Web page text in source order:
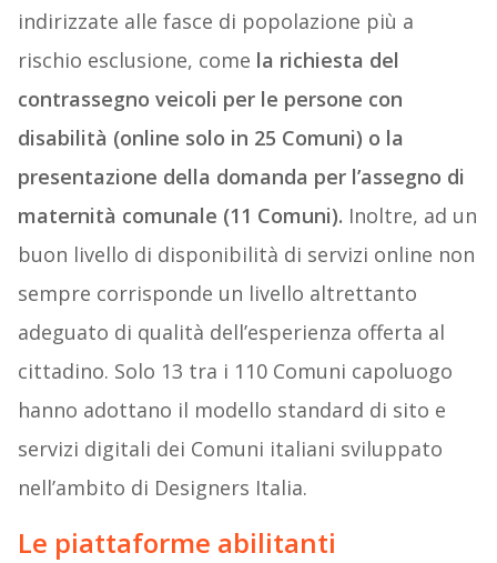
indirizzate alle fasce di popolazione più a
rischio esclusione, come la richiesta del
contrassegno veicoli per le persone con
disabilità (online solo in 25 Comuni) o la
presentazione della domanda per l’assegno di
maternità comunale (11 Comuni). Inoltre, ad un
buon livello di disponibilità di servizi online non
sempre corrisponde un livello altrettanto
adeguato di qualità dell’esperienza offerta al
cittadino. Solo 13 tra i 110 Comuni capoluogo
hanno adottano il modello standard di sito e
servizi digitali dei Comuni italiani sviluppato
nell’ambito di Designers Italia.
Le piattaforme abilitanti